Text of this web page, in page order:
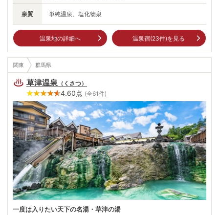
泉質 単純温泉、塩化物泉
温泉地の詳細へ 温泉宿(23件)を見る
関東 群馬県
草津温泉 （ くさつ）
4.60点 (全61件)
一度は入りたい天下の名湯・草津の湯